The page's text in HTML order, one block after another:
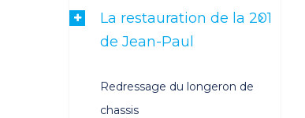
La restauration de la 201
de Jean-Paul
Redressage du longeron de
chassis